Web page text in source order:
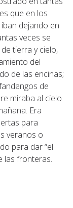
que en los
dejando en
veces se
tierra y cielo,
del
de las encinas;
de
miraba al cielo
Era
para
veranos o
para dar “el
las fronteras.